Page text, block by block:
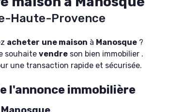
Haute-Provence
acheter une maison à Manosque ?
souhaite vendre son bien immobilier .
une transaction rapide et sécurisée.
l'annonce immobilière